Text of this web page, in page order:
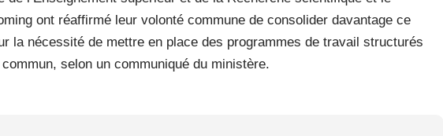
ont réaffirmé leur volonté commune de consolider davantage ce
la nécessité de mettre en place des programmes de travail structurés
selon un communiqué du ministère.